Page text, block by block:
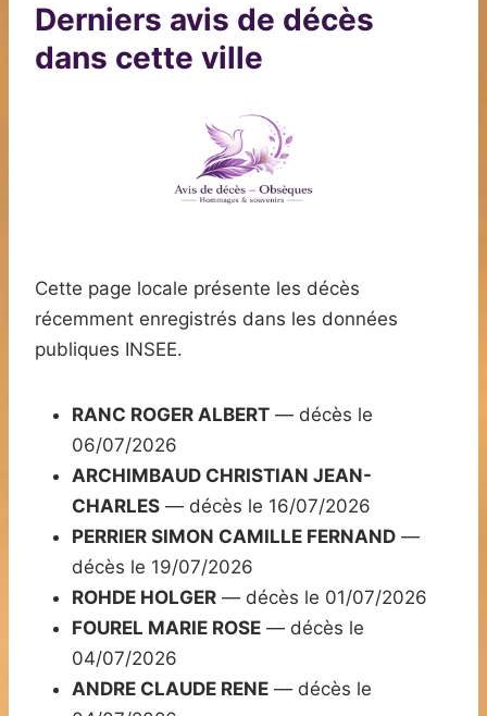
Derniers avis de décès
dans cette ville
Cette page locale présente les décès
récemment enregistrés dans les données
publiques INSEE.
RANC ROGER ALBERT — décès le
06/07/2026
ARCHIMBAUD CHRISTIAN JEAN-
CHARLES — décès le 16/07/2026
PERRIER SIMON CAMILLE FERNAND —
décès le 19/07/2026
ROHDE HOLGER — décès le 01/07/2026
FOUREL MARIE ROSE — décès le
04/07/2026
ANDRE CLAUDE RENE — décès le